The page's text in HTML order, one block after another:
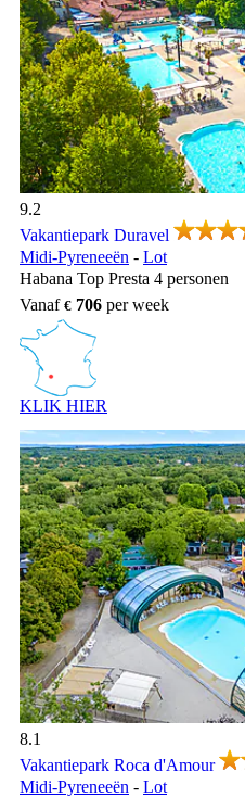
Vakantiepark Duravel, Vakantiepark
9.2
Vakantiepark Duravel
Midi-Pyreneeën - Lot
Habana Top Presta 4 personen
Vanaf
706 per week
KLIK HIER
Vakantiepark Duravel is
aan de oevers van de rivier de
Vakantiepark Roca d'Amour,
8.1
Vakantiepark Roca d'Amour
Midi-Pyreneeën - Lot